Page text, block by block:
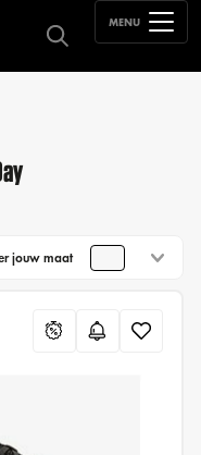
MENU
jouw maat